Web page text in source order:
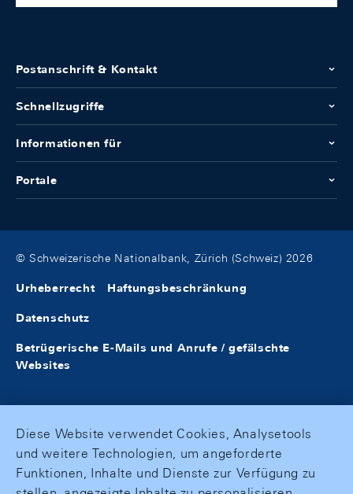
Postanschrift & Kontakt
Schnellzugriffe
Informationen für
Portale
© Schweizerische Nationalbank, Zürich (Schweiz) 2026
Urheberrecht Haftungsbeschränkung
Datenschutz
Betrügerische E-Mails und Anrufe / gefälschte
Websites
Diese Website verwendet Cookies, Analysetools
und weitere Technologien, um angeforderte
Funktionen, Inhalte und Dienste zur Verfügung zu